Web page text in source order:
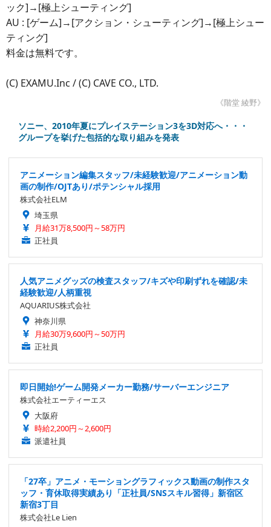
ック]→[極上シューティング]
AU : [ゲーム]→[アクション・シューティング]→[極上シュー
ティング]
料金は無料です。
(C) EXAMU.Inc / (C) CAVE CO., LTD.
《階堂 綾野》
ソニー、2010年夏にプレイステーション3を3D対応へ・・・
グループを挙げた包括的な取り組みを発表
アニメーション編集スタッフ/未経験歓迎/アニメーション動
画の制作/OJTあり/ポテンシャル採用
株式会社ELM
埼玉県
月給31万8,500円～58万円
正社員
人気アニメグッズの検査スタッフ/キズや印刷ずれを確認/未
経験歓迎/人柄重視
AQUARIUS株式会社
神奈川県
月給30万9,600円～50万円
正社員
即日開始!ゲーム開発メーカー勤務/サーバーエンジニア
株式会社エーティーエス
大阪府
時給2,200円～2,600円
派遣社員
「27卒」アニメ・モーショングラフィックス動画の制作スタ
ッフ・育休取得実績あり「正社員/SNSスキル習得」新宿区
新宿3丁目
株式会社Le Lien